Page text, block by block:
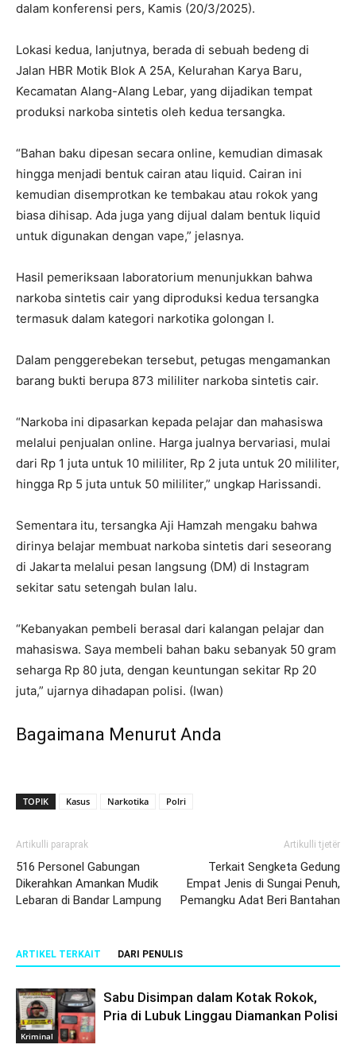
dalam konferensi pers, Kamis (20/3/2025).
Lokasi kedua, lanjutnya, berada di sebuah bedeng di
Jalan HBR Motik Blok A 25A, Kelurahan Karya Baru,
Kecamatan Alang-Alang Lebar, yang dijadikan tempat
produksi narkoba sintetis oleh kedua tersangka.
“Bahan baku dipesan secara online, kemudian dimasak
hingga menjadi bentuk cairan atau liquid. Cairan ini
kemudian disemprotkan ke tembakau atau rokok yang
biasa dihisap. Ada juga yang dijual dalam bentuk liquid
untuk digunakan dengan vape,” jelasnya.
Hasil pemeriksaan laboratorium menunjukkan bahwa
narkoba sintetis cair yang diproduksi kedua tersangka
termasuk dalam kategori narkotika golongan I.
Dalam penggerebekan tersebut, petugas mengamankan
barang bukti berupa 873 mililiter narkoba sintetis cair.
“Narkoba ini dipasarkan kepada pelajar dan mahasiswa
melalui penjualan online. Harga jualnya bervariasi, mulai
dari Rp 1 juta untuk 10 mililiter, Rp 2 juta untuk 20 mililiter,
hingga Rp 5 juta untuk 50 mililiter,” ungkap Harissandi.
Sementara itu, tersangka Aji Hamzah mengaku bahwa
dirinya belajar membuat narkoba sintetis dari seseorang
di Jakarta melalui pesan langsung (DM) di Instagram
sekitar satu setengah bulan lalu.
“Kebanyakan pembeli berasal dari kalangan pelajar dan
mahasiswa. Saya membeli bahan baku sebanyak 50 gram
seharga Rp 80 juta, dengan keuntungan sekitar Rp 20
juta,” ujarnya dihadapan polisi. (Iwan)
Bagaimana Menurut Anda
TOPIK Kasus Narkotika Polri
Artikulli paraprak
516 Personel Gabungan
Dikerahkan Amankan Mudik
Lebaran di Bandar Lampung
Artikulli tjetër
Terkait Sengketa Gedung
Empat Jenis di Sungai Penuh,
Pemangku Adat Beri Bantahan
ARTIKEL TERKAIT DARI PENULIS
Kriminal
Sabu Disimpan dalam Kotak Rokok,
Pria di Lubuk Linggau Diamankan Polisi